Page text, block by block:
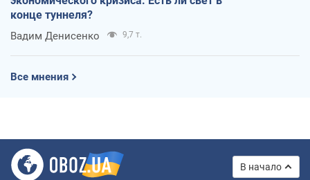
конце туннеля?
Вадим Денисенко 9,7 т.
Все мнения
В начало